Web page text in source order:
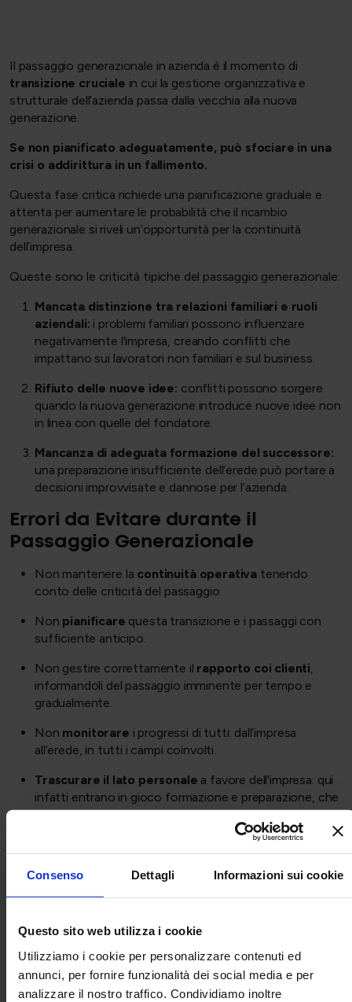
Consenso Dettagli Informazioni sui cookie
Questo sito web utilizza i cookie
Utilizziamo i cookie per personalizzare contenuti ed
annunci, per fornire funzionalità dei social media e per
analizzare il nostro traffico. Condividiamo inoltre
Il passaggio generazionale in azienda è il momento di
transizione cruciale in cui la gestione organizzativa e
strutturale dell’azienda passa dalla vecchia alla nuova
generazione.
Se non pianificato adeguatamente, può sfociare in una
crisi o addirittura in un fallimento.
Questa fase critica richiede una pianificazione graduale e
attenta per aumentare le probabilità che il ricambio
generazionale si riveli un’opportunità per la continuità
dell’impresa.
Queste sono le criticità tipiche del passaggio generazionale:
Mancata distinzione tra relazioni familiari e ruoli
aziendali: i problemi familiari possono influenzare
negativamente l'impresa, creando conflitti che
impattano sui lavoratori non familiari e sul business.
Rifiuto delle nuove idee: conflitti possono sorgere
quando la nuova generazione introduce nuove idee non
in linea con quelle del fondatore.
Mancanza di adeguata formazione del successore:
una preparazione insufficiente dell’erede può portare a
decisioni improvvisate e dannose per l’azienda.
Errori da Evitare durante il
Passaggio Generazionale
Non mantenere la continuità operativa tenendo
conto delle criticità del passaggio.
Non pianificare questa transizione e i passaggi con
sufficiente anticipo.
Non gestire correttamente il rapporto coi clienti,
informandoli del passaggio imminente per tempo e
gradualmente.
Non monitorare i progressi di tutti: dall’impresa
all’erede, in tutti i campi coinvolti.
Trascurare il lato personale a favore dell'impresa: qui
infatti entrano in gioco formazione e preparazione, che
consentono di “reggere il peso” dell’azienda
come Boosten Studio!
Passaggio generazionale,
come funziona: